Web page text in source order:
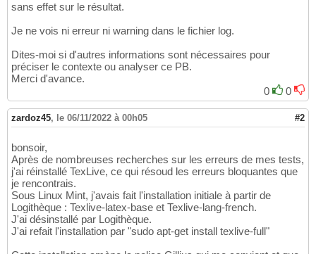
sans effet sur le résultat.
Je ne vois ni erreur ni warning dans le fichier log.
Dites-moi si d'autres informations sont nécessaires pour
préciser le contexte ou analyser ce PB.
Merci d'avance.
0
0
zardoz45, le 06/11/2022 à 00h05 #2
bonsoir,
Après de nombreuses recherches sur les erreurs de mes tests,
j'ai réinstallé TexLive, ce qui résoud les erreurs bloquantes que
je rencontrais.
Sous Linux Mint, j'avais fait l'installation initiale à partir de
Logithèque : Texlive-latex-base et Texlive-lang-french.
J'ai désinstallé par Logithèque.
J'ai refait l'installation par "sudo apt-get install texlive-full"